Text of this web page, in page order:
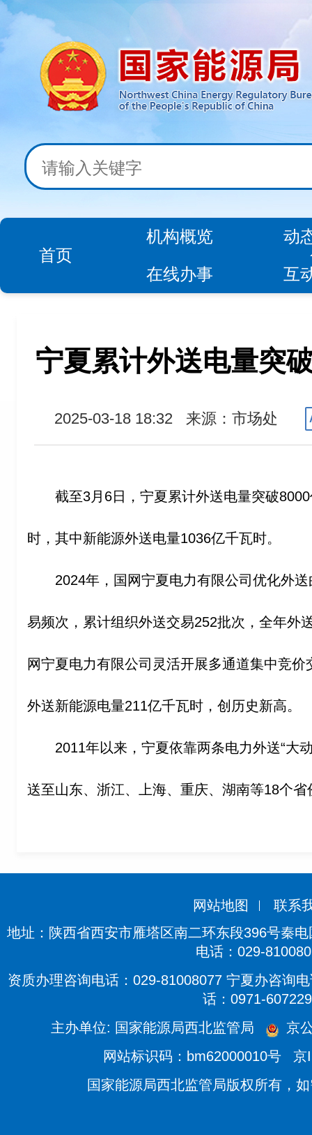
首页
机构概览
动
在线办事
互
宁夏累计外送电量突
2025-03-18 18:32 来源：市场处
截至3月6日，宁夏累计外送电量突破
时，其中新能源外送电量1036亿千瓦时。
2024年，国网宁夏电力有限公司优化外
易频次，累计组织外送交易252批次，全年外
网宁夏电力有限公司灵活开展多通道集中竞
外送新能源电量211亿千瓦时，创历史新高。
2011年以来，宁夏依靠两条电力外送“大
送至山东、浙江、上海、重庆、湖南等18个省
网站地图
联系
地址：陕西省西安市雁塔区南二环东段396号秦
电话：029-
资质办理咨询电话：029-81008077 宁夏办咨询
话：0971-
主办单位: 国家能源局西北监管局
京
网站标识码：bm62000010号
京
国家能源局西北监管局版权所有，